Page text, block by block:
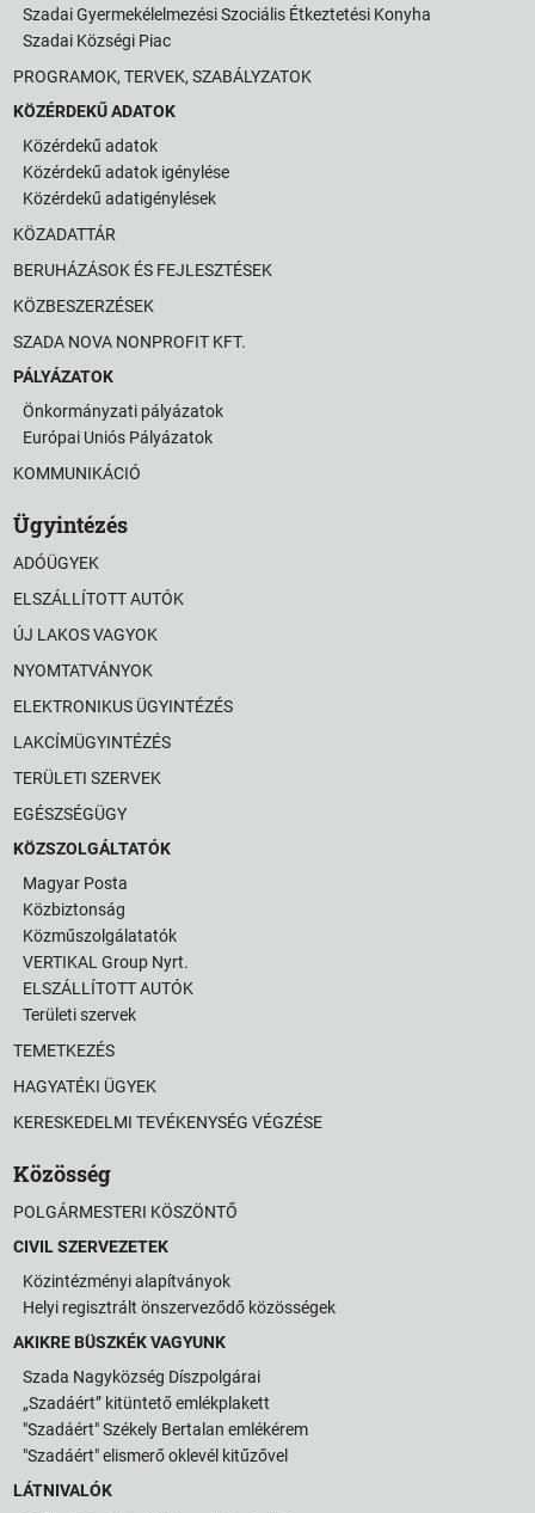
Szadai Gyermekélelmezési Szociális Étkeztetési Konyha
Szadai Községi Piac
PROGRAMOK, TERVEK, SZABÁLYZATOK
KÖZÉRDEKŰ ADATOK
Közérdekű adatok
Közérdekű adatok igénylése
Közérdekű adatigénylések
KÖZADATTÁR
BERUHÁZÁSOK ÉS FEJLESZTÉSEK
KÖZBESZERZÉSEK
SZADA NOVA NONPROFIT KFT.
PÁLYÁZATOK
Önkormányzati pályázatok
Európai Uniós Pályázatok
KOMMUNIKÁCIÓ
Ügyintézés
ADÓÜGYEK
ELSZÁLLÍTOTT AUTÓK
ÚJ LAKOS VAGYOK
NYOMTATVÁNYOK
ELEKTRONIKUS ÜGYINTÉZÉS
LAKCÍMÜGYINTÉZÉS
TERÜLETI SZERVEK
EGÉSZSÉGÜGY
KÖZSZOLGÁLTATÓK
Magyar Posta
Közbiztonság
Közműszolgálatatók
VERTIKAL Group Nyrt.
ELSZÁLLÍTOTT AUTÓK
Területi szervek
TEMETKEZÉS
HAGYATÉKI ÜGYEK
KERESKEDELMI TEVÉKENYSÉG VÉGZÉSE
Közösség
POLGÁRMESTERI KÖSZÖNTŐ
CIVIL SZERVEZETEK
Közintézményi alapítványok
Helyi regisztrált önszerveződő közösségek
AKIKRE BÜSZKÉK VAGYUNK
Szada Nagyközség Díszpolgárai
„Szadáért” kitüntető emlékplakett
"Szadáért" Székely Bertalan emlékérem
"Szadáért" elismerő oklevél kitűzővel
LÁTNIVALÓK